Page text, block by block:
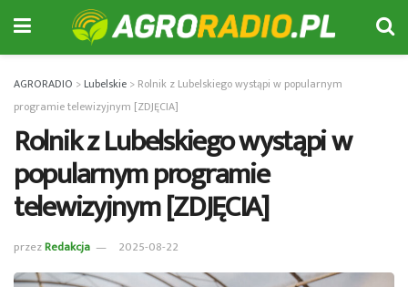
AGRORADIO >Lubelskie > Rolnik z Lubelskiego wystąpi w popularnym
programie telewizyjnym [ZDJĘCIA]
Rolnik z Lubelskiego wystąpi w
popularnym programie
telewizyjnym [ZDJĘCIA]
przezRedakcja 2025-08-22